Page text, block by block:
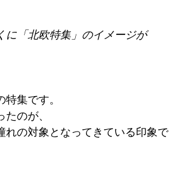
に「北欧特集」のイメージが
集です。
のが、
れの対象となってきている印象で